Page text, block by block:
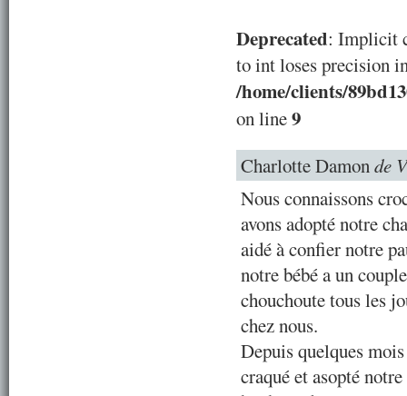
Deprecated: Implicit
to int loses precision
/home/clients/
on line9
Charlotte Damonde
Nous connaissons
avons adopté notre
aidé à confier notre
notre bébé a un
chouchoute tous les
chez nous.
Depuis quelques
craqué et asopté